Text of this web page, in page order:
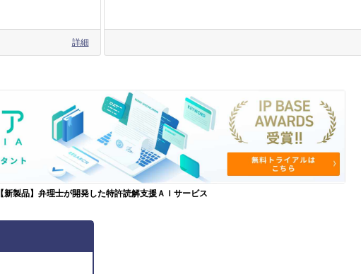
詳細
【新製品】弁理士が開発した特許読解支援ＡＩサービス